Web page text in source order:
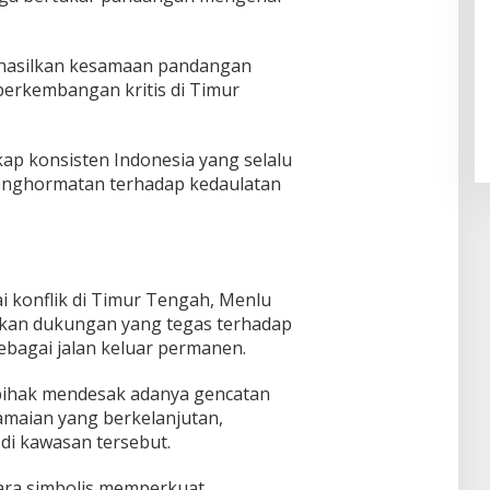
kesamaan pandangan
kritis di Timur
konsisten Indonesia yang selalu
terhadap kedaulatan
konflik di Timur Tengah, Menlu
dukungan yang tegas terhadap
jalan keluar permanen.
mendesak adanya gencatan
yang berkelanjutan,
kawasan tersebut.
Pendaftaran Istana Dibuka,
Warga Berebut Kuota